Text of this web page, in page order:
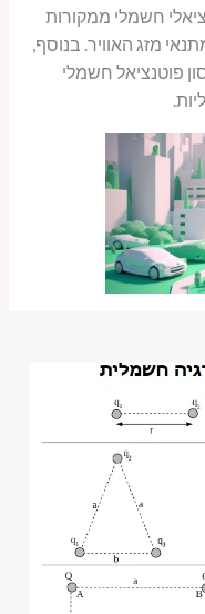
חשמלי ממקורות
מזג האוויר. בנוסף,
פוטנציאל חשמלי